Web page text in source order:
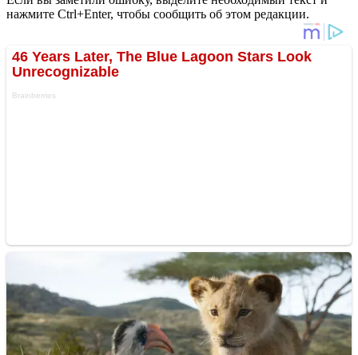
нажмите Ctrl+Enter, чтобы сообщить об этом редакции.